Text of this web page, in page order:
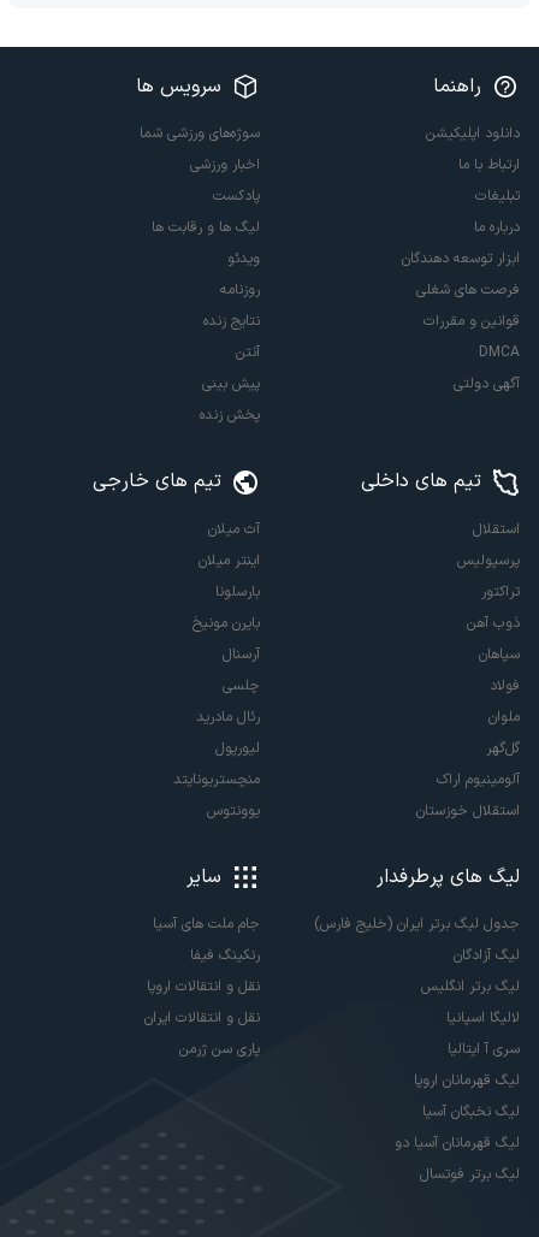
راهنما
دانلود اپلیکیشن
ارتباط با ما
تبلیغات
درباره ما
ابزار توسعه دهندگان
فرصت های شغلی
قوانین و مقررات
DMCA
آگهی دولتی
سرویس ها
سوژه‌های ورزشی شما
اخبار ورزشی
پادکست
لیگ ها و رقابت ها
ویدئو
روزنامه
نتایج زنده
آنتن
پیش بینی
پخش زنده
تیم های داخلی
استقلال
پرسپولیس
تراکتور
ذوب آهن
سپاهان
فولاد
ملوان
گل‌گهر
آلومینیوم اراک
استقلال خوزستان
تیم های خارجی
آث میلان
اینتر میلان
بارسلونا
بایرن مونیخ
آرسنال
چلسی
رئال مادرید
لیورپول
منچستریونایتد
یوونتوس
لیگ های پرطرفدار
جدول لیگ برتر ایران (خلیج فارس)
لیگ آزادگان
لیگ برتر انگلیس
لالیگا اسپانیا
سری آ ایتالیا
لیگ قهرمانان اروپا
لیگ نخبگان آسیا
لیگ قهرمانان آسیا دو
لیگ برتر فوتسال
سایر
جام ملت های آسیا
رنکینگ فیفا
نقل و انتقالات اروپا
نقل و انتقالات ایران
پاری سن ژرمن